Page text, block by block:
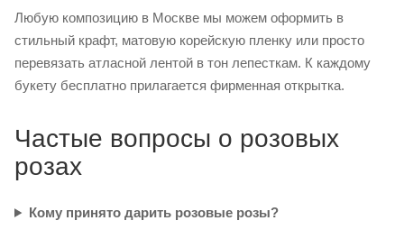
Любую композицию в Москве мы можем оформить в
стильный крафт, матовую корейскую пленку или просто
перевязать атласной лентой в тон лепесткам. К каждому
букету бесплатно прилагается фирменная открытка.
Частые вопросы о розовых
розах
Кому принято дарить розовые розы?